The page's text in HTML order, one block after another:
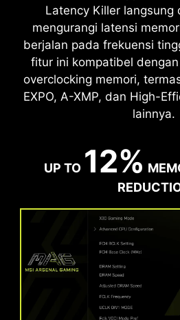
Latency Killer langsung
mengurangi latensi
berjalan pada frekuensi
fitur ini kompatibel
overclocking memori,
EXPO, A-XMP, dan High-
lainnya.
UP TO 12%